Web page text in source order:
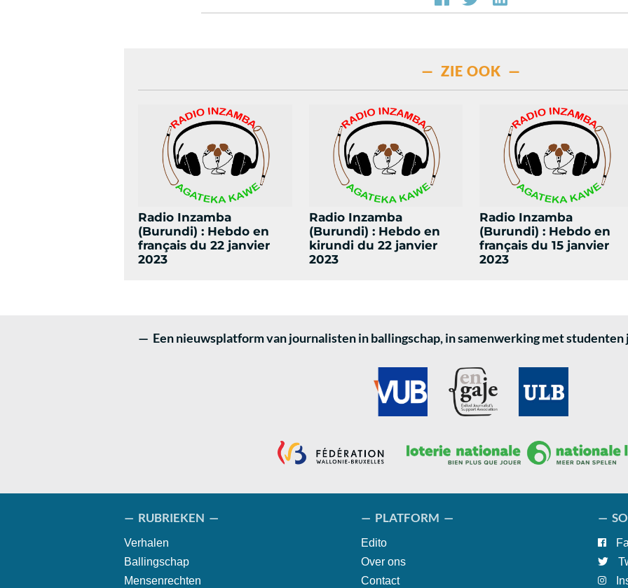
— ZIE OOK —
Radio Inzamba
(Burundi) : Hebdo en
français du 22 janvier
2023
Radio Inzamba
(Burundi) : Hebdo en
kirundi du 22 janvier
2023
Radio Inzamba
(Burundi) : Hebdo en
français du 15 janvier
2023
— Een nieuwsplatform van journalisten in ballingschap, in samenwerking met
— RUBRIEKEN —
Verhalen
Ballingschap
Mensenrechten
— PLATFORM —
Edito
Over ons
Contact
—